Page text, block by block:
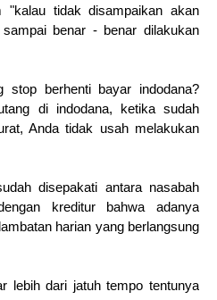
"kalau tidak disampaikan akan
benar - benar dilakukan
stop berhenti bayar indodana?
di indodana, ketika sudah
Anda tidak usah melakukan
disepakati antara nasabah
kreditur bahwa adanya
harian yang berlangsung
lebih dari jatuh tempo tentunya